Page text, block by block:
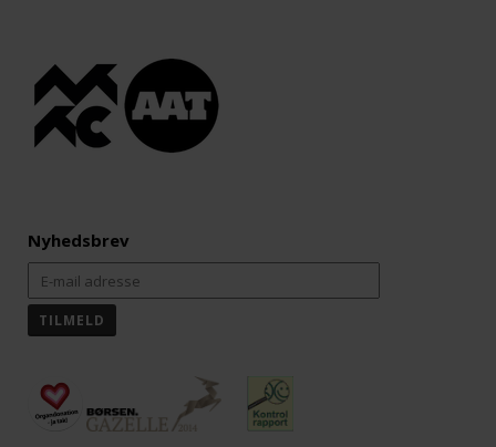
Nyhedsbrev